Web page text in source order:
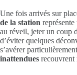
Une fois arrivés sur
de la station
au réveil, jeter un coup
d’éviter quelques
s’avérer
inattendues recouvrent